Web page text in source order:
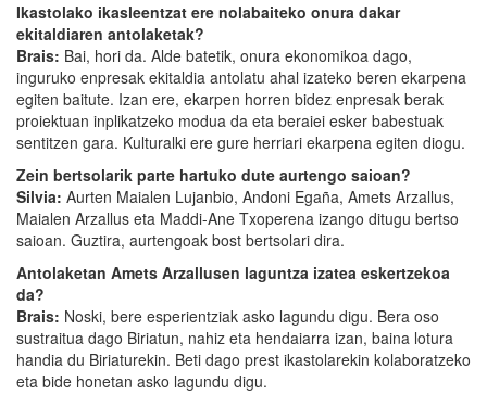
Ikastolako ikasleentzat ere nolabaiteko onura dakar
ekitaldiaren antolaketak?
Brais: Bai, hori da. Alde batetik, onura ekonomikoa dago,
inguruko enpresak ekitaldia antolatu ahal izateko beren ekarpena
egiten baitute. Izan ere, ekarpen horren bidez enpresak berak
proiektuan inplikatzeko modua da eta beraiei esker babestuak
sentitzen gara. Kulturalki ere gure herriari ekarpena egiten diogu.
Zein bertsolarik parte hartuko dute aurtengo saioan?
Silvia: Aurten Maialen Lujanbio, Andoni Egaña, Amets Arzallus,
Maialen Arzallus eta Maddi-Ane Txoperena izango ditugu bertso
saioan. Guztira, aurtengoak bost bertsolari dira.
Antolaketan Amets Arzallusen laguntza izatea eskertzekoa
da?
Brais: Noski, bere esperientziak asko lagundu digu. Bera oso
sustraitua dago Biriatun, nahiz eta hendaiarra izan, baina lotura
handia du Biriaturekin. Beti dago prest ikastolarekin kolaboratzeko
eta bide honetan asko lagundu digu.